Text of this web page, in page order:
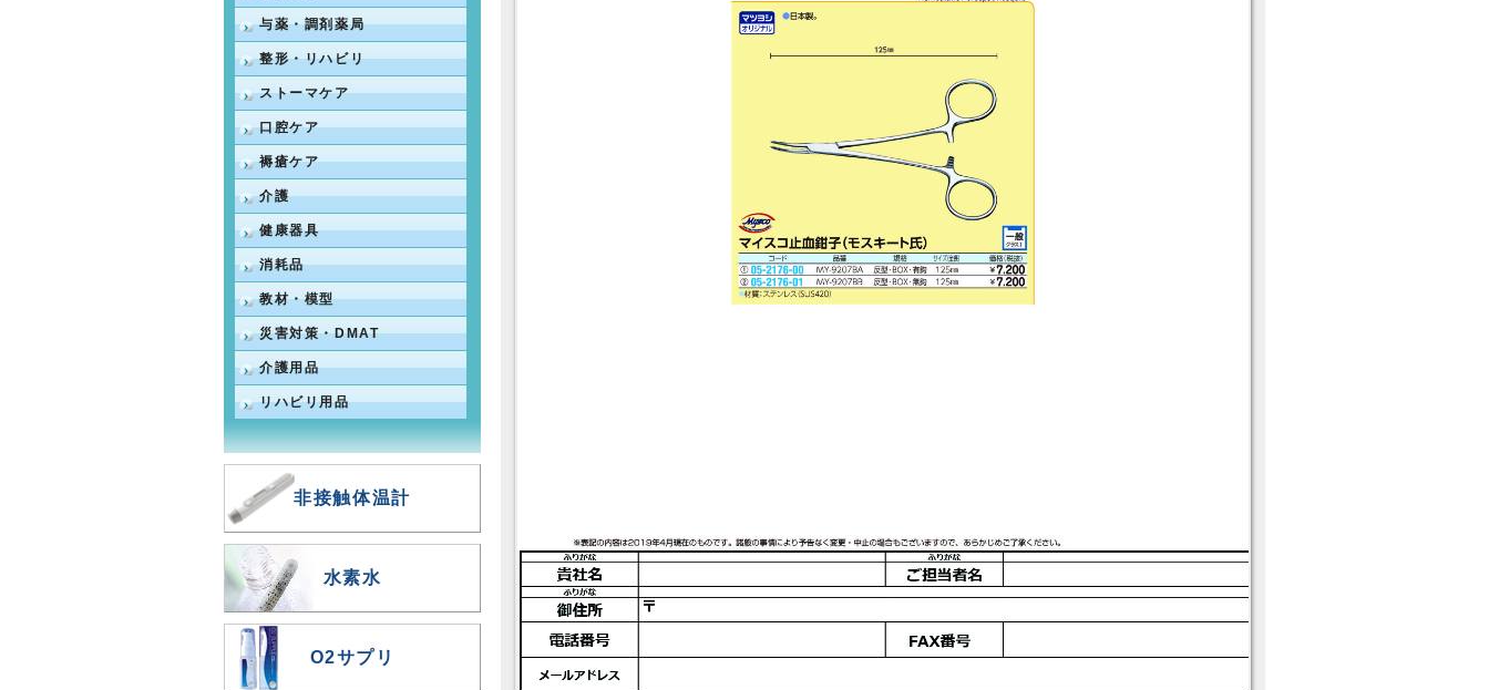
与薬・調剤薬局
整形・リハビリ
ストーマケア
口腔ケア
褥瘡ケア
介護
健康器具
消耗品
教材・模型
災害対策・DMAT
介護用品
リハビリ用品
非接触体温計
水素水
O2サプリ